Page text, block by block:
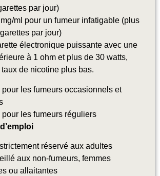
par jour)
ml pour un fumeur infatigable (plus
par jour)
électronique puissante avec une
à 1 ohm et plus de 30 watts,
de nicotine plus bas.
pour les fumeurs occasionnels et
pour les fumeurs réguliers
réservé aux adultes
aux non-fumeurs, femmes
ou allaitantes